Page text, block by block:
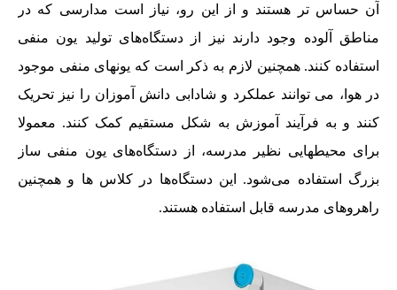
آن حساس تر هستند و از این رو، نیاز است مدارسی که در
مناطق آلوده وجود دارند نیز از دستگاه‌های تولید یون منفی
استفاده کنند. همچنین لازم به ذکر است که یونهای منفی موجود
در هوا، می توانند عملکرد و شادابی دانش آموزان را نیز تحریک
کنند و به فرآیند آموزش به شکل مستقیم کمک کنند. معمولا
برای محیطهایی نظیر مدرسه، از دستگاه‌های یون منفی ساز
بزرگ استفاده می‌شود. این دستگاه‌ها در کلاس ها و همچنین
راهروهای مدرسه قابل استفاده هستند.